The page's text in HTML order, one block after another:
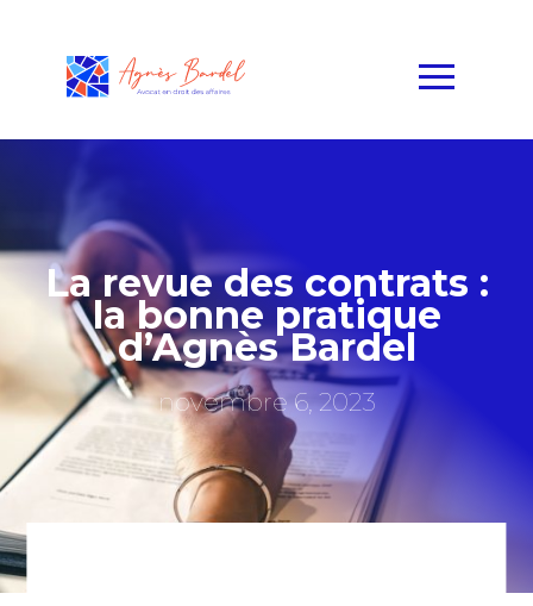
La revue des contrats :
la bonne pratique
d’Agnès Bardel
novembre 6, 2023